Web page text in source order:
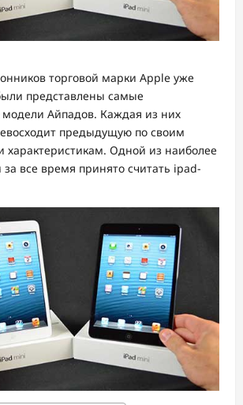
торговой марки Apple уже
представлены самые
Айпадов. Каждая из них
предыдущую по своим
характеристикам. Одной из наиболее
все время принято считать ipad-